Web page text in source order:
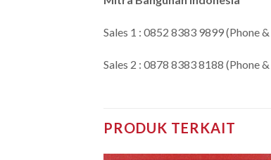
Sales 1 : 0852 8383 9899 (Phone
Sales 2 : 0878 8383 8188 (Phone
PRODUK TERKAIT